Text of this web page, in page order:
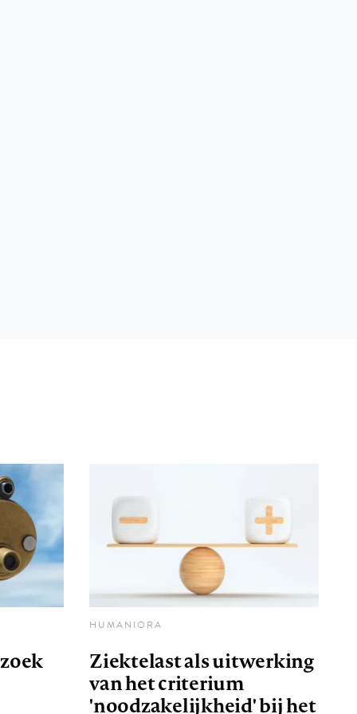
HUMANIORA
Ziektelast als uitwerking
van het criterium
'noodzakelijkheid' bij het